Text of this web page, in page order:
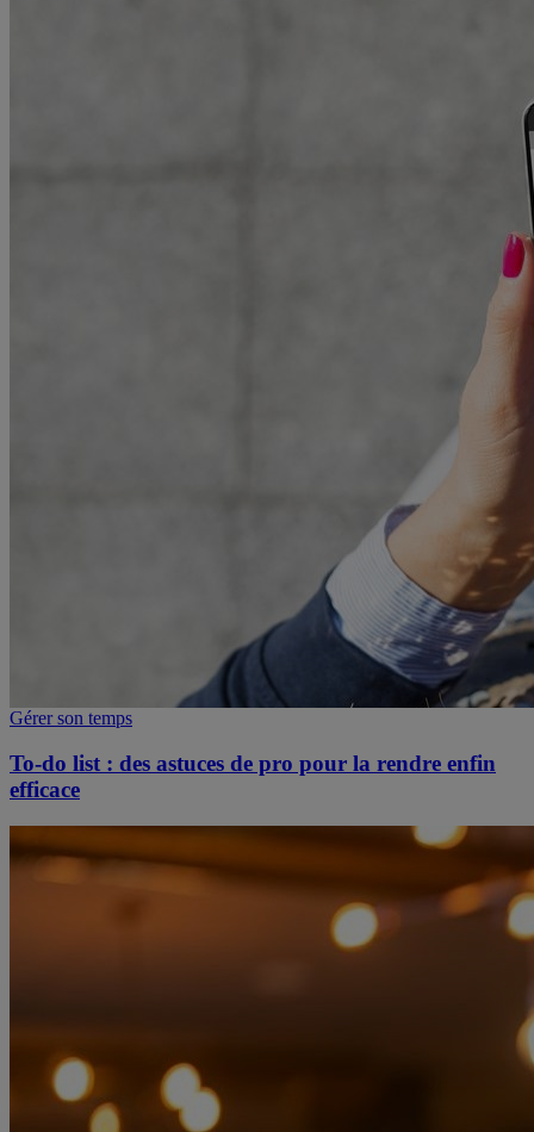
Gérer son temps
To-do list : des astuces de pro pour la rendre enfin
efficace